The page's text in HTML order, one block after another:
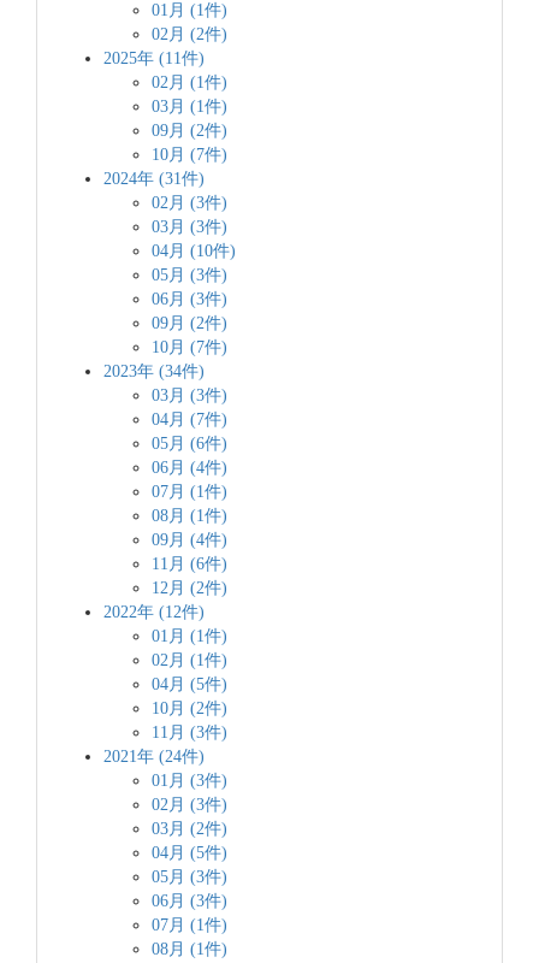
01月 (1件)
02月 (2件)
2025年 (11件)
02月 (1件)
03月 (1件)
09月 (2件)
10月 (7件)
2024年 (31件)
02月 (3件)
03月 (3件)
04月 (10件)
05月 (3件)
06月 (3件)
09月 (2件)
10月 (7件)
2023年 (34件)
03月 (3件)
04月 (7件)
05月 (6件)
06月 (4件)
07月 (1件)
08月 (1件)
09月 (4件)
11月 (6件)
12月 (2件)
2022年 (12件)
01月 (1件)
02月 (1件)
04月 (5件)
10月 (2件)
11月 (3件)
2021年 (24件)
01月 (3件)
02月 (3件)
03月 (2件)
04月 (5件)
05月 (3件)
06月 (3件)
07月 (1件)
08月 (1件)